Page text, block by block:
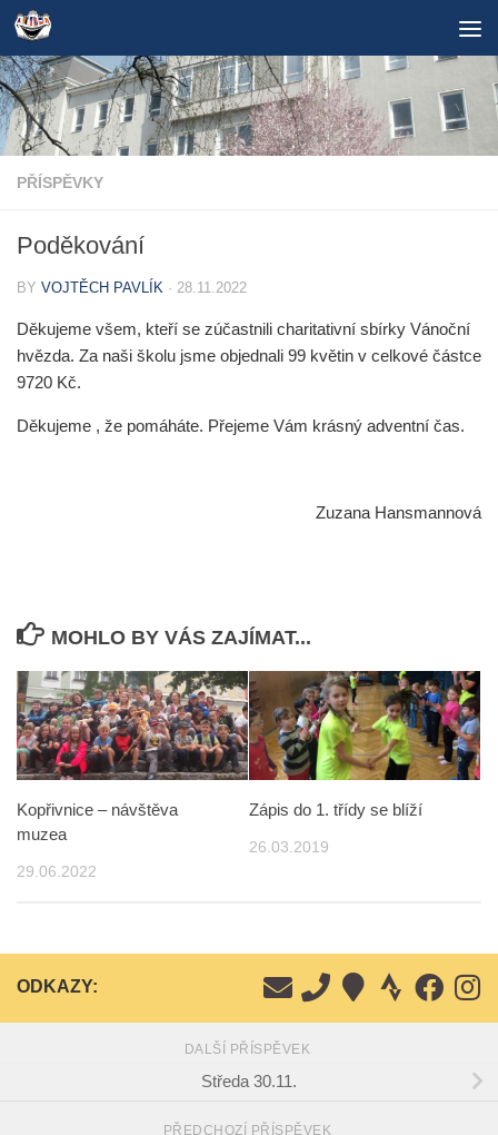
Skip to content
PŘÍSPĚVKY
Poděkování
BY VOJTĚCH PAVLÍK · 28.11.2022
Děkujeme všem, kteří se zúčastnili charitativní sbírky Vánoční
hvězda. Za naši školu jsme objednali 99 květin v celkové částce
9720 Kč.
Děkujeme , že pomáháte. Přejeme Vám krásný adventní čas.
Zuzana Hansmannová
MOHLO BY VÁS ZAJÍMAT...
Kopřivnice – návštěva
muzea
29.06.2022
Zápis do 1. třídy se blíží
26.03.2019
ODKAZY:
DALŠÍ PŘÍSPĚVEK
Středa 30.11.
PŘEDCHOZÍ PŘÍSPĚVEK